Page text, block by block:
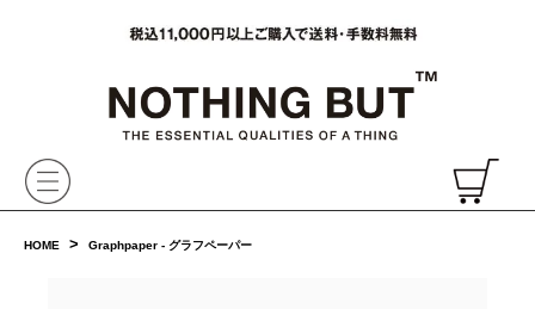
HOME > Graphpaper - グラフペーパー